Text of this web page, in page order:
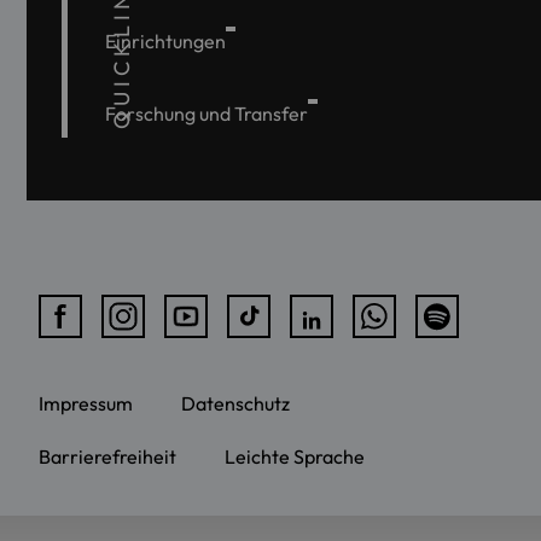
QUICKLINKS
Einrichtungen
Forschung und Transfer
Impressum Datenschutz
Barrierefreiheit Leichte Sprache